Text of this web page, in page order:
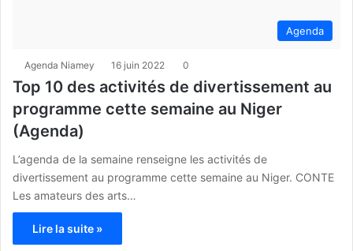
Agenda
Agenda Niamey 16 juin 2022 0
Top 10 des activités de divertissement au
programme cette semaine au Niger
(Agenda)
L’agenda de la semaine renseigne les activités de
divertissement au programme cette semaine au Niger. CONTE
Les amateurs des arts…
Lire la suite »